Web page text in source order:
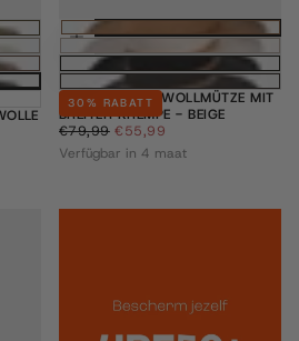
Optionen wählen
BRIDGERTON - WOLLMÜTZE MIT
BREITER KREMPE - BEIGE
30 % RABATT
€55,99
REGULÄRER
PREIS
€79,99 MINDESTPREIS
€55,99
Verfügbar in 4 maat